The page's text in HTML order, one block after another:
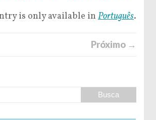
is only available in Português.
Próximo →